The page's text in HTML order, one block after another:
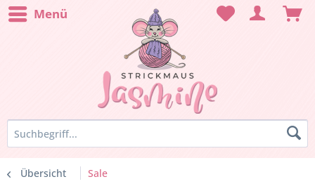
Menü
Übersicht Sale